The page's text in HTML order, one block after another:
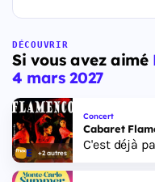
DÉCOUVRIR
Si vous avez aimé
4 mars 2027
+2 autres
Concert
Cabaret
C'est déjà